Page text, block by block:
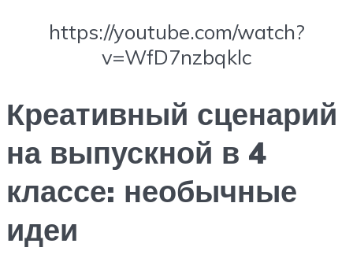
https://youtube.com/watch?
v=WfD7nzbqklc
Креативный сценарий
на выпускной в 4
классе: необычные
идеи